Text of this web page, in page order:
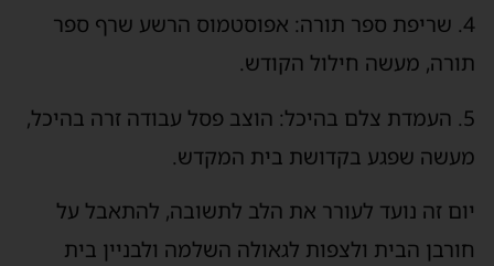
4. שריפת ספר תורה: אפוסטמוס הרשע שרף ספר
תורה, מעשה חילול הקודש.
5. העמדת צלם בהיכל: הוצב פסל עבודה זרה בהיכל,
מעשה שפגע בקדושת בית המקדש.
יום זה נועד לעורר את הלב לתשובה, להתאבל על
חורבן הבית ולצפות לגאולה השלמה ולבניין בית